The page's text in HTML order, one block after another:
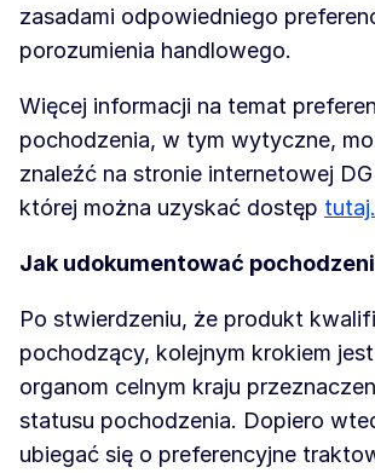
zasadami odpowiedniego
porozumienia handlowego.
Więcej informacji na temat
pochodzenia, w tym wytyczne,
znaleźć na stronie internetowej
której można uzyskać dostęp tutaj.
Jak udokumentować
Po stwierdzeniu, że produkt
pochodzący, kolejnym krokiem
organom celnym kraju
statusu pochodzenia. Dopiero
ubiegać się o preferencyjne